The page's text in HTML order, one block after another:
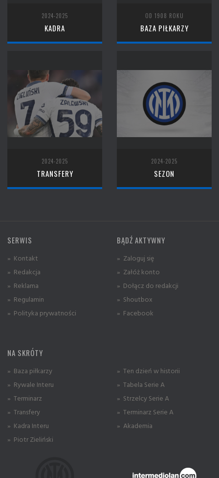
2024-2025
KADRA
OD 1908 ROKU
BAZA PIŁKARZY
2024-2025
TRANSFERY
2024-2025
SEZON
SERWIS
» Kontakt
» Redakcja
» Reklama
» Regulamin
» Polityka prywatności
BĄDŹ AKTYWNY
» Zaloguj się
» Załóż konto
» Dołącz do redakcji
» Shoutbox
» Facebook
NA SKRÓTY
» Baza piłkarzy
» Rywale Interu
» Terminarz
» Transfery
» Kadra Interu
» Piotr Zieliński
» Ten dzień w historii
» Tabela Serie A
» Strzelcy Serie A
» Terminarz Serie A
» Akademia